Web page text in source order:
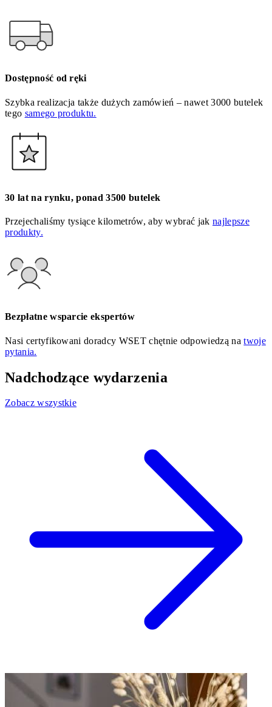
Dostępność od ręki
Szybka realizacja także dużych zamówień – nawet 3000 butelek
tego samego produktu.
30 lat na rynku, ponad 3500 butelek
Przejechaliśmy tysiące kilometrów, aby wybrać jaknajlepsze
produkty.
Bezpłatne wsparcie ekspertów
Nasi certyfikowani doradcy WSET chętnie odpowiedzą natwoje
pytania.
Nadchodzące wydarzenia
Zobacz wszystkie